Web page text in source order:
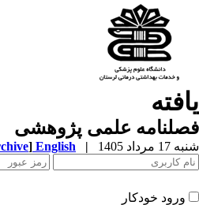
یافته
فصلنامه علمی پژوهشی
شنبه 17 مرداد 1405 |
English
]
ورود خودکار